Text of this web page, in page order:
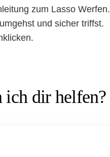
zum Lasso Werfen.
und sicher triffst.
ich dir helfen?